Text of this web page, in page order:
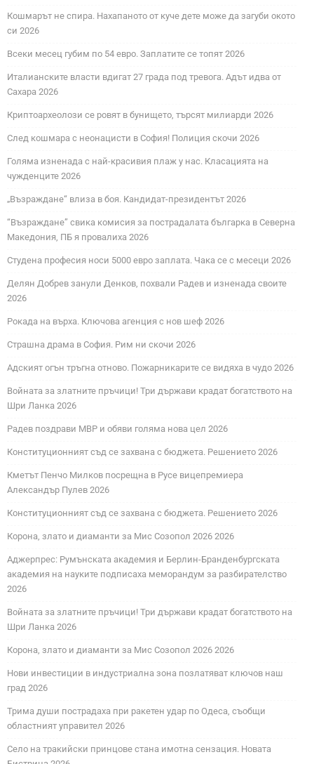
Кошмарът не спира. Нахапаното от куче дете може да загуби окото
си 2026
Всеки месец губим по 54 евро. Заплатите се топят 2026
Италианските власти вдигат 27 града под тревога. Адът идва от
Сахара 2026
Криптоархеолози се ровят в бунището, търсят милиарди 2026
След кошмара с неонацисти в София! Полиция скочи 2026
Голяма изненада с най-красивия плаж у нас. Класацията на
чужденците 2026
„Възраждане“ влиза в боя. Кандидат-президентът 2026
“Възраждане” свика комисия за пострадалата българка в Северна
Македония, ПБ я провалиха 2026
Студена професия носи 5000 евро заплата. Чака се с месеци 2026
Делян Добрев занули Денков, похвали Радев и изненада своите
2026
Рокада на върха. Ключова агенция с нов шеф 2026
Страшна драма в София. Рим ни скочи 2026
Адският огън тръгна отново. Пожарникарите се видяха в чудо 2026
Войната за златните пръчици! Три държави крадат богатството на
Шри Ланка 2026
Радев поздрави МВР и обяви голяма нова цел 2026
Конституционният съд се захвана с бюджета. Решението 2026
Кметът Пенчо Милков посрещна в Русе вицепремиера
Александър Пулев 2026
Конституционният съд се захвана с бюджета. Решението 2026
Корона, злато и диаманти за Мис Созопол 2026 2026
Аджерпрес: Румънската академия и Берлин-Бранденбургската
академия на науките подписаха меморандум за разбирателство
2026
Войната за златните пръчици! Три държави крадат богатството на
Шри Ланка 2026
Корона, злато и диаманти за Мис Созопол 2026 2026
Нови инвестиции в индустриална зона позлатяват ключов наш
град 2026
Трима души пострадаха при ракетен удар по Одеса, съобщи
областният управител 2026
Село на тракийски принцове стана имотна сензация. Новата